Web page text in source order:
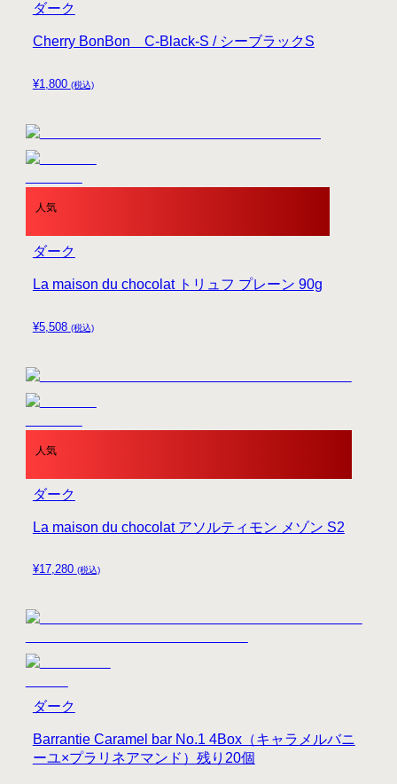
¥1,800 (税込)
Cherry BonBon C-Black-S / シーブラックS
ダーク
人気
¥5,508 (税込)
La maison du chocolat トリュフ プレーン 90g
ダーク
人気
¥17,280 (税込)
La maison du chocolat アソルティモン メゾン S2
ダーク
Barrantie Caramel bar No.1 4Box（キャラメルバニ
ーユ×プラリネアマンド）残り20個
ダーク